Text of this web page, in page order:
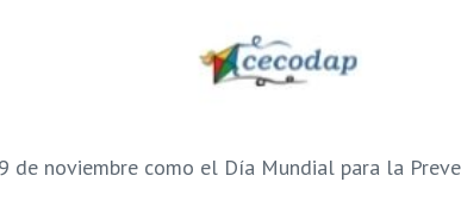
de noviembre como el Día Mundial para la